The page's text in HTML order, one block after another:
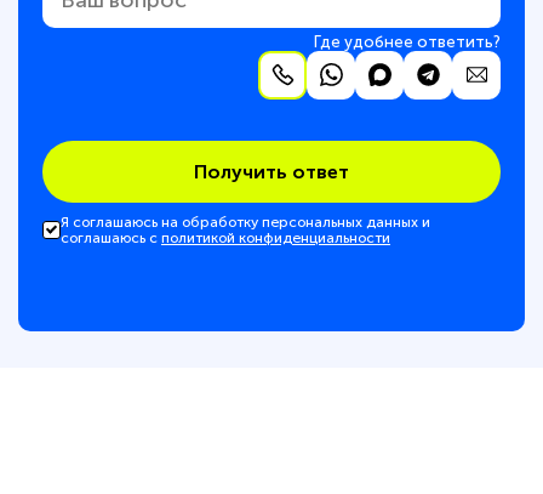
Где удобнее ответить?
Получить ответ
Я соглашаюсь на обработку персональных данных и
соглашаюсь с политикой конфиденциальности